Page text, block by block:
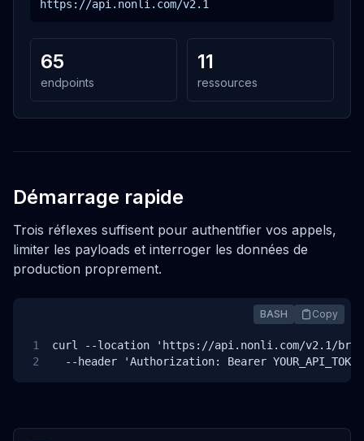
https://api.nonli.com/v2.1
65
endpoints
11
ressources
Démarrage rapide
Trois réflexes suffisent pour authentifier vos appels,
limiter les payloads et interroger les données de
production proprement.
BASH Copy
1
curl --location 'https://api.nonli.com/v2.1/
2
--header 'Authorization: Bearer